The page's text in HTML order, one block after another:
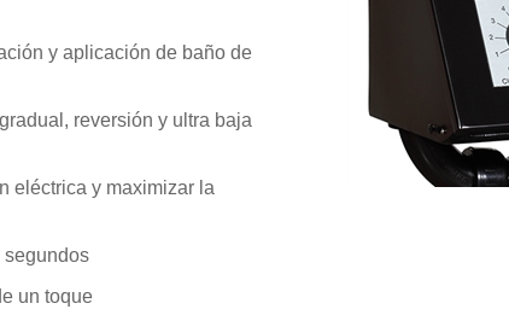
y aplicación de baño de
reversión y ultra baja
eléctrica y maximizar la
segundos
un toque